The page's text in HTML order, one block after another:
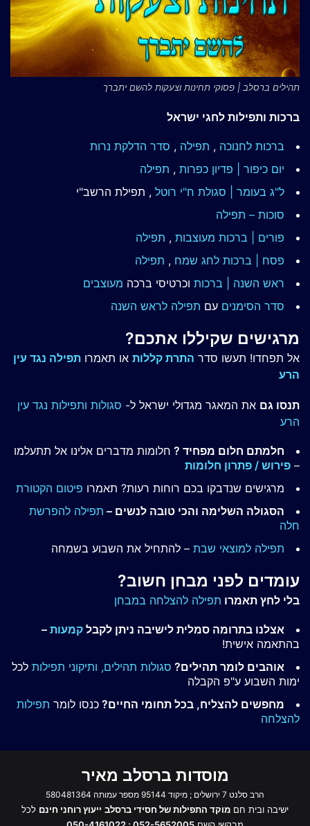
תהילים ברסלב | פסוקי תחינות וצעקות להשם יתברך
ברכות ותפילות לחגי ישראל
ברכות לחנוכה , תפילה , סדר הדלקת נרות
יום כיפור | פדיון כפרות , תפילה
ל"ג בעומר | סגולת ח"י רוטל , תפילת הרשב"י
סוכות – תפילה
פורים | ברכות מעוצבות , תפילה
פסח | ברכות לחג שמח , תפילה
ראש השנה | ברכות וכרטיסי ברכה מעוצבים
סדר הסימנים עם תפילה לראש השנה
מרגישים שקיללו אתכם?
אל תפחדו! תעשו סדר התרת קללות או תאמרו תפילה נגד עין
הרע
תנסו גם את המאגר מגדולי ישראל ל- סגולות ותפילות נגד עין
הרע
חלמתם חלום מפחיד ? חלומות מדברים אלינו אל תתעלמו
– פירוש / פתרון חלומות
מרגישים שנדבקו בכם רוחות רעות? תאמרו פיטום הקטורת
הסגולה השלימה והכי טובה לנשים – תפילה להפרשת
חלה
תפילה למוצאי שבת – להתחיל את השבוע בשמחה
עומדים לפני מבחן חשוב?
בלי לחץ תאמרו תפילה להצלחה במבחן
אצלנו בתרומה סמלית לישיבה ניתן לקבל קמעות –
בהתאמה אישית!
אוהבים לומר תהילים? סגולות תהילים, ותיקוני תפילות לכל
ימות השבוע ע"פ הקבלה
מחפשים להצליח, בכל תחומי החיים? כנסו לומר תפילות
להצלחה
מוסדות ברסלב מאיר
הרב סלנט 7 ירושלים ; מיקוד 95144 מספר עמותה 580481364
ישיבה ובית חם מוקד התפילות של חסידי ברסלב ייעוץ רוחני חינם לכל